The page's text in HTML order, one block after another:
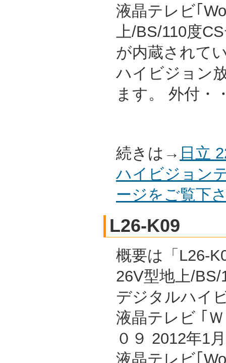
液晶テレビ｢
上/BS/110度
が内蔵されて
ハイビジョン
ます。 外付・
続きは→ 日立
ハイビジョン
ージをご覧下
L26-K09
概要は「L26-
26V型地上/BS/
デジタルハイ
液晶テレビ ｢
０９ 2012年1
液晶テレビ｢